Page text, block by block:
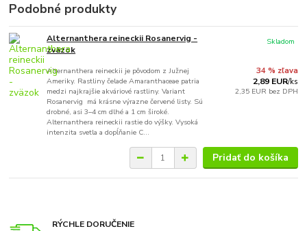
Podobné produkty
Alternanthera reineckii Rosanervig -
zväzok
Alternanthera reineckii je pôvodom z Južnej
Ameriky. Rastliny čelade Amaranthaceae patria
medzi najkrajšie akváriové rastliny. Variant
Rosanervig má krásne výrazne červené listy. Sú
drobné, asi 3–4 cm dlhé a 1 cm široké.
Alternanthera reineckii rastie do výšky. Vysoká
intenzita svetla a dopĺňanie C...
34 % zľava
2,89 EUR/ks
2,35 EUR bez DPH
Skladom
Pridať do košíka
RÝCHLE DORUČENIE